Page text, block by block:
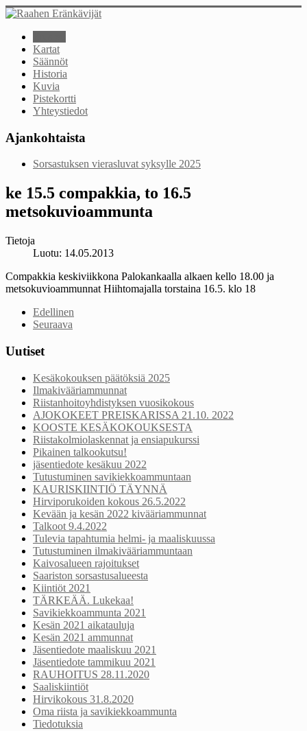
Kartat
Säännöt
Historia
Kuvia
Pistekortti
Yhteystiedot
Ajankohtaista
Sorsastuksen vierasluvat syksylle 2025
ke 15.5 compakkia, to 16.5
metsokuvioammunta
Tietoja
Luotu: 14.05.2013
Compakkia keskiviikkona Palokankaalla alkaen kello 18.00 ja
metsokuvioammunnat Hiihtomajalla torstaina 16.5. klo 18
Edellinen
Seuraava
Uutiset
Kesäkokouksen päätöksiä 2025
Ilmakivääriammunnat
Riistanhoitoyhdistyksen vuosikokous
AJOKOKEET PREISKARISSA 21.10. 2022
KOOSTE KESÄKOKOUKSESTA
Riistakolmiolaskennat ja ensiapukurssi
Pikainen talkookutsu!
jäsentiedote kesäkuu 2022
Tutustuminen savikiekkoammuntaan
KAURISKIINTIÖ TÄYNNÄ
Hirviporukoiden kokous 26.5.2022
Kevään ja kesän 2022 kivääriammunnat
Talkoot 9.4.2022
Tulevia tapahtumia helmi- ja maaliskuussa
Tutustuminen ilmakivääriammuntaan
Kaivosalueen rajoitukset
Saariston sorsastusalueesta
Kiintiöt 2021
TÄRKEÄÄ. Lukekaa!
Savikiekkoammunta 2021
Kesän 2021 aikatauluja
Kesän 2021 ammunnat
Jäsentiedote maaliskuu 2021
Jäsentiedote tammikuu 2021
RAUHOITUS 28.11.2020
Saaliskiintiöt
Hirvikokous 31.8.2020
Oma riista ja savikiekkoammunta
Tiedotuksia